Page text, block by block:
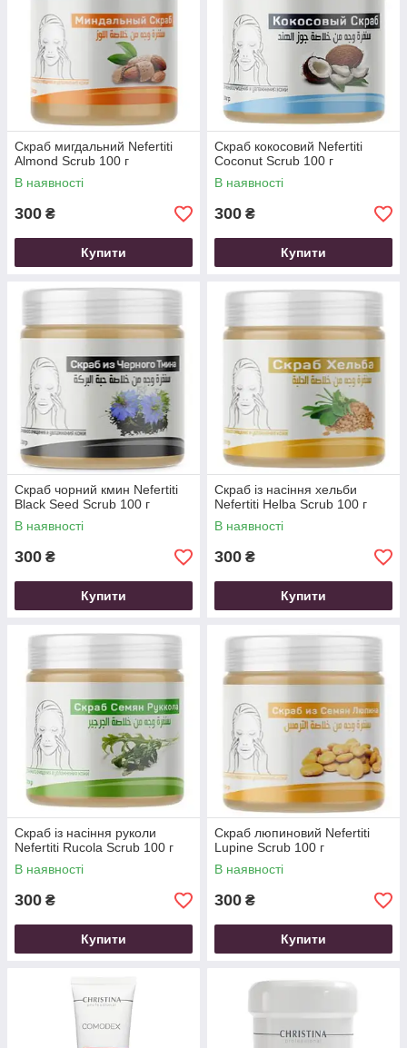
Скраб мигдальний Nefertiti
Almond Scrub 100 г
В наявності
300 ₴
Купити
Скраб кокосовий Nefertiti
Coconut Scrub 100 г
В наявності
300 ₴
Купити
Скраб чорний кмин Nefertiti
Black Seed Scrub 100 г
В наявності
300 ₴
Купити
Скраб із насіння хельби
Nefertiti Helba Scrub 100 г
В наявності
300 ₴
Купити
Скраб із насіння руколи
Nefertiti Rucola Scrub 100 г
В наявності
300 ₴
Купити
Скраб люпиновий Nefertiti
Lupine Scrub 100 г
В наявності
300 ₴
Купити